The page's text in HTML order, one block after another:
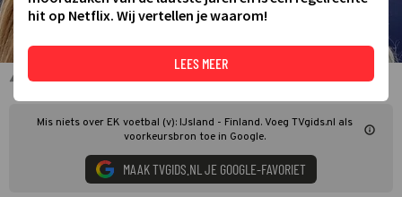
Karolina Lea Vilhjalmsdottir en Glodis Viggosdottir (IJsland)
Mis niets over EK voetbal (v): IJsland - Finland. Voeg TVgids.nl als
voorkeursbron toe in Google.
MAAK TVGIDS.NL JE GOOGLE-FAVORIET
hit op Netflix. Wij vertellen je waarom!
LEES MEER